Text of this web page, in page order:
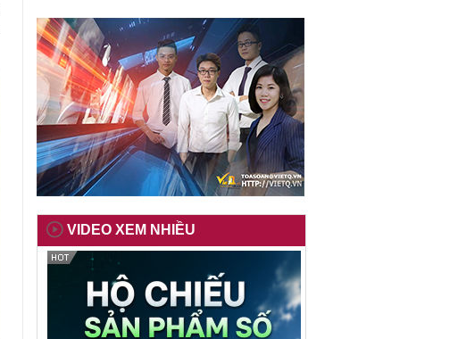
VIDEO XEM NHIỀU